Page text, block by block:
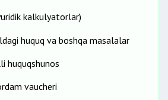
kalkulyatorlar)
huquq va boshqa masalalar
huquqshunos
vaucheri